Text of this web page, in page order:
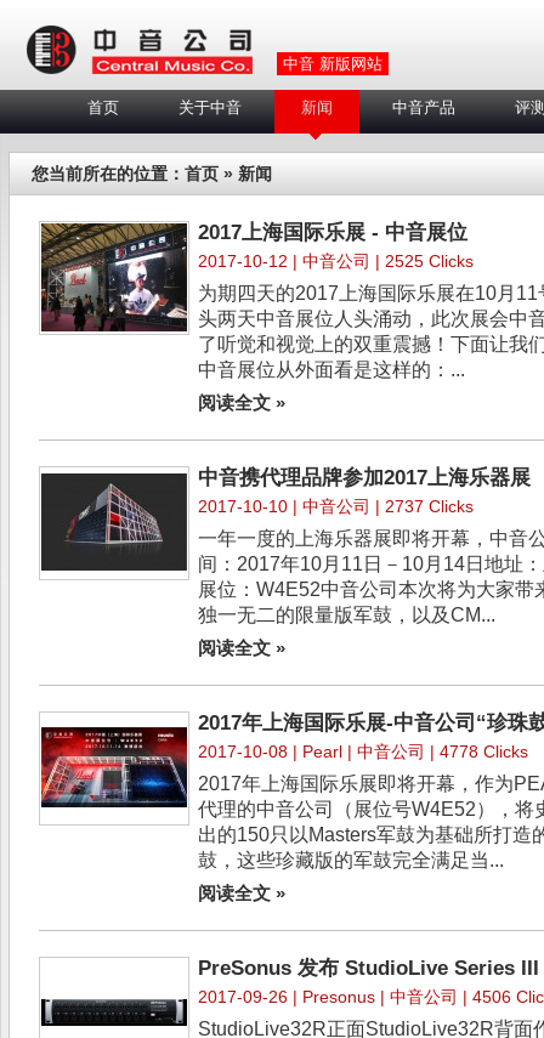
中音 新版网站
首页 关于中音 新闻 中音产品 评
您当前所在的位置： 首页 » 新闻
2017上海国际乐展 - 中音展位
2017-10-12 | 中音公司 | 2525 Clicks
为期四天的2017上海国际乐展在10月
头两天中音展位人头涌动，此次展会中
了听觉和视觉上的双重震撼！下面让我
中音展位从外面看是这样的：...
阅读全文 »
中音携代理品牌参加2017上海乐器展
2017-10-10 | 中音公司 | 2737 Clicks
一年一度的上海乐器展即将开幕，中音
间：2017年10月11日－10月14日地址
展位：W4E52中音公司本次将为大家
独一无二的限量版军鼓，以及CM...
阅读全文 »
2017年上海国际乐展-中音公司“珍珠
2017-10-08 | Pearl | 中音公司 | 4778 Clicks
2017年上海国际乐展即将开幕，作为
代理的中音公司（展位号W4E52），
出的150只以Masters军鼓为基础所打造
鼓，这些珍藏版的军鼓完全满足当...
阅读全文 »
PreSonus 发布 StudioLive Series III
2017-09-26 | Presonus | 中音公司 | 4506
StudioLive32R正面StudioLive32R背面